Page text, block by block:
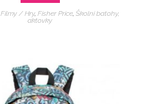
Filmy / Hry, Fisher Price, Školní batohy,
aktovky